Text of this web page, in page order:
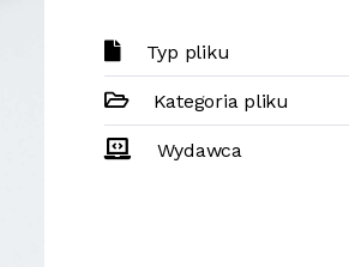
Typ pliku
Kategoria pliku
Wydawca